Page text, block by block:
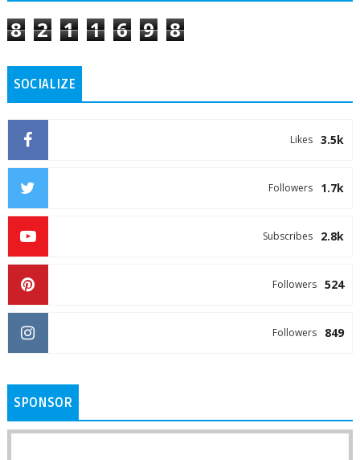
8 2 1 1 6 9 8
SOCIALIZE
3.5k
Likes
1.7k
Followers
2.8k
Subscribes
524
Followers
849
Followers
SPONSOR